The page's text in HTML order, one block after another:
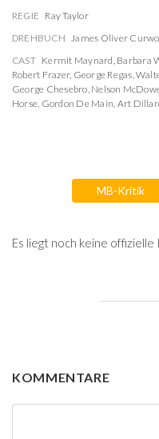
REGIE Ray Taylor
DREHBUCH James Oliver
CAST Kermit Maynard, Barbara
Robert Frazer, George Regas,
George Chesebro, Nelson
Horse, Gordon De Main, Art
MB-Kritik
Es liegt noch keine offizielle
KOMMENTARE